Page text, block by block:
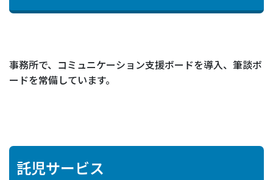
事務所で、コミュニケーション支援ボードを導入、筆談ボ
ードを常備しています。
託児サービス